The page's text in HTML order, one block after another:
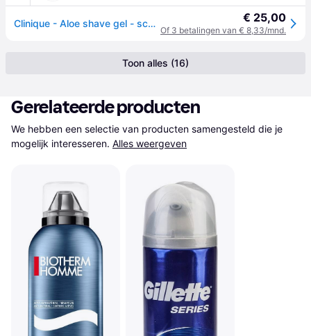
Clinique - Aloe shave gel - scheergel met aloë vera - 125ml Maat € 25,00
Of 3 betalingen van € 8,33/mnd.
Toon alles (16)
Gerelateerde producten
We hebben een selectie van producten samengesteld die je
mogelijk interesseren. Alles weergeven